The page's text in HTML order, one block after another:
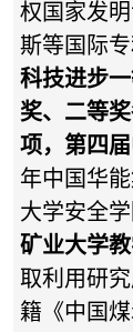
权国家发
斯等国际专
科技进步
奖、二等
项，第四
年中国华
大学安全
矿业大学
取利用研
籍《中国